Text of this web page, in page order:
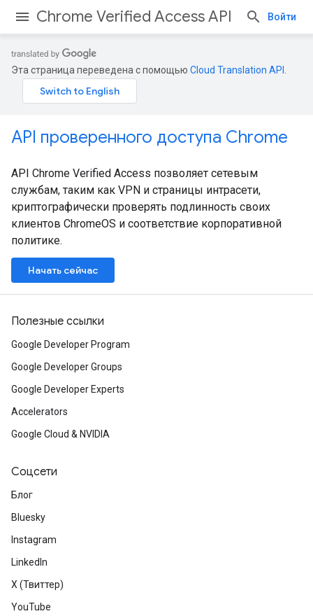
Chrome Verified Access API Войти
Эта страница переведена с помощью Cloud Translation API
API проверенного доступа Chrome
API Chrome Verified Access позволяет сетевым
службам, таким как VPN и страницы интрасети,
криптографически проверять подлинность своих
клиентов ChromeOS и соответствие корпоративной
политике.
Начать сейчас
Полезные ссылки
Google Developer Program
Google Developer Groups
Google Developer Experts
Accelerators
Google Cloud & NVIDIA
Соцсети
Блог
Bluesky
Instagram
LinkedIn
X (Твиттер)
YouTube